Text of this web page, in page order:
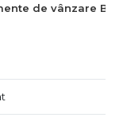
de vânzare
imediata.